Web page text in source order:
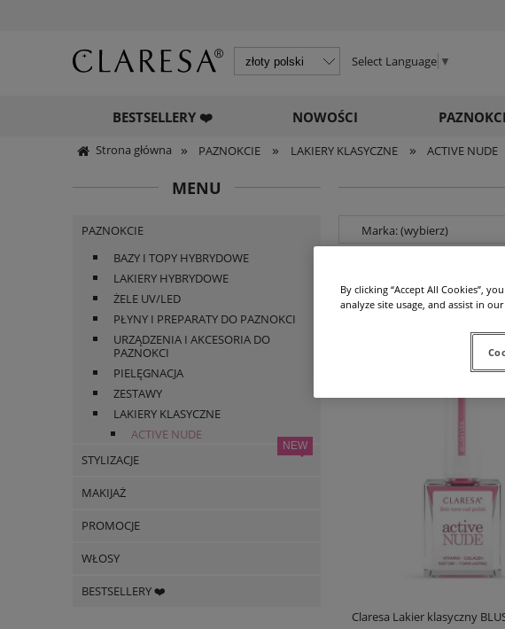
Select Language ▼
BESTSELLERY ❤️ NOWOŚCI
Strona główna » PAZNOKCIE » LAKIERY KLASYCZNE » ACTIVE NUDE
MENU
PAZNOKCIE
BAZY I TOPY HYBRYDOWE
LAKIERY HYBRYDOWE
ŻELE UV/LED
PŁYNY I PREPARATY DO PAZNOKCI
URZĄDZENIA I AKCESORIA DO
PAZNOKCI
PIELĘGNACJA
ZESTAWY
LAKIERY KLASYCZNE
ACTIVE NUDE
STYLIZACJE
MAKIJAŻ
PROMOCJE
WŁOSY
BESTSELLERY ❤️
Marka: (wybierz)
Claresa Lakier klasyczny
By clicking “Accept All Cookies”,
analyze site usage, and assist in